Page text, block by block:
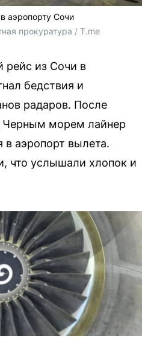
аэропорту Сочи
прокуратура / T.me
рейс из Сочи в
бедствия и
радаров. После
Черным морем лайнер
в аэропорт вылета.
что услышали хлопок и